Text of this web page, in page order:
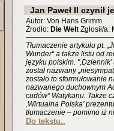
Jan Paweł II czynił
Autor: Von Hans Grimm
Źrodło: Die WeltZgłosił/a:
Tłumaczenie artykułu pt.
Wunder“ a także listu od
języku polskim.
został nazwany
zostało to sformułowanie
nazwanego duchownym
cudów“ Watykanu. Także
‚Wirtualna Polska’
tłumaczenie – pomimo iż
Do tekstu..